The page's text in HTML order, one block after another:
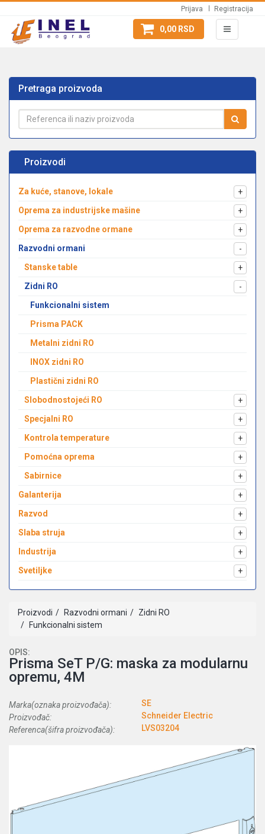
Prijava Registracija
0,00 RSD
Pretraga proizvoda
Proizvodi
Za kuće, stanove, lokale
+
Oprema za industrijske mašine
+
Oprema za razvodne ormane
+
Razvodni ormani
-
Stanske table
+
Zidni RO
-
Funkcionalni sistem
Prisma PACK
Metalni zidni RO
INOX zidni RO
Plastični zidni RO
Slobodnostojeći RO
+
Specjalni RO
+
Kontrola temperature
+
Pomoćna oprema
+
Sabirnice
+
Galanterija
+
Razvod
+
Slaba struja
+
Industrija
+
Svetiljke
+
Proizvodi Razvodni ormani
Zidni RO
Funkcionalni sistem
OPIS:
Prisma SeT P/G: maska za modularnu
opremu, 4M
Marka(oznaka proizvođača):
SE
Proizvođač:
Schneider Electric
Referenca(šifra proizvođača):
LVS03204